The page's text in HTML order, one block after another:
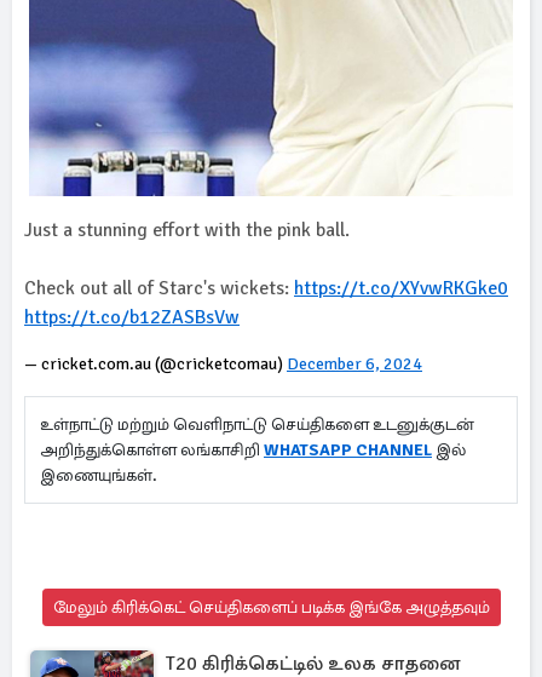
Just a stunning effort with the pink ball.
Check out all of Starc's wickets: https://t.co/XYvwRKGke0
https://t.co/b12ZASBsVw
— cricket.com.au (@cricketcomau) December 6, 2024
உள்நாட்டு மற்றும் வெளிநாட்டு செய்திகளை உடனுக்குடன்
அறிந்துக்கொள்ள லங்காசிறி WHATSAPP CHANNEL இல்
இணையுங்கள்.
மேலும் கிரிக்கெட் செய்திகளைப் படிக்க இங்கே அழுத்தவும்
T20 கிரிக்கெட்டில் உலக சாதனை